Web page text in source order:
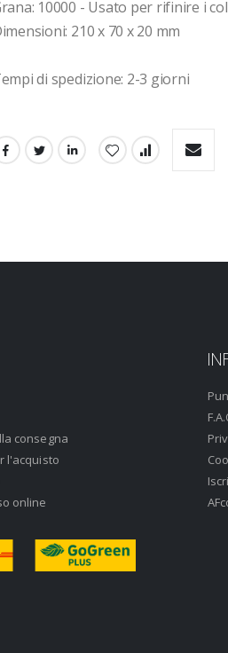
10000 - Usato per rifinire i
210 x 70 x 20 mm
di spedizione: 2-3 giorni
consegna
l'acquisto
online